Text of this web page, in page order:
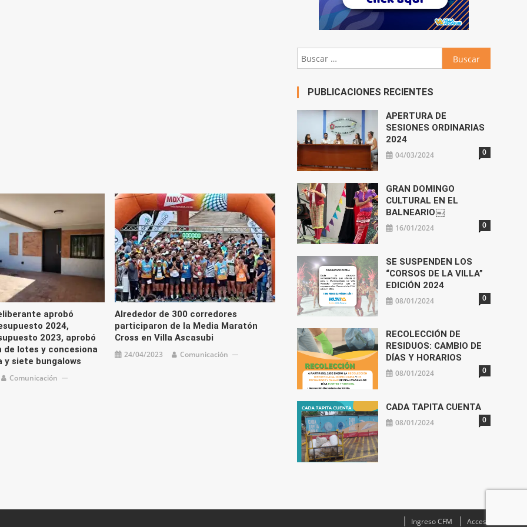
aprobó
2024,
2023, aprobó
de lotes y concesiona
y siete bungalows
Comunicación
Alrededor de 300 corredores
participaron de la Media Maratón
Cross en Villa Ascasubi
24/04/2023 Comunicación
Buscar:
PUBLICACIONES RECIENTES
APERTURA DE
SESIONES ORDINARIAS
2024
04/03/2024 0
GRAN DOMINGO
CULTURAL EN EL
BALNEARIO￼
16/01/2024 0
SE SUSPENDEN LOS
“CORSOS DE LA VILLA”
EDICIÓN 2024
08/01/2024 0
RECOLECCIÓN DE
RESIDUOS: CAMBIO DE
DÍAS Y HORARIOS
08/01/2024 0
CADA TAPITA CUENTA
08/01/2024 0
Ingreso CFM Acceso